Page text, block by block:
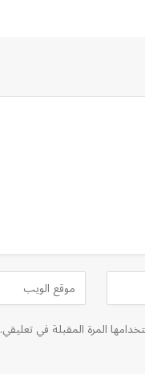
المرة المقبلة في تعليقي.